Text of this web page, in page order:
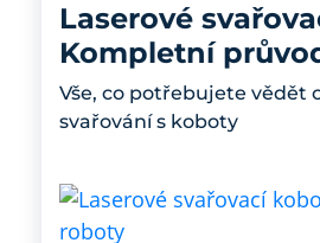
Laserové
Kompletní
Vše, co potřebujete vědět
svařování s koboty